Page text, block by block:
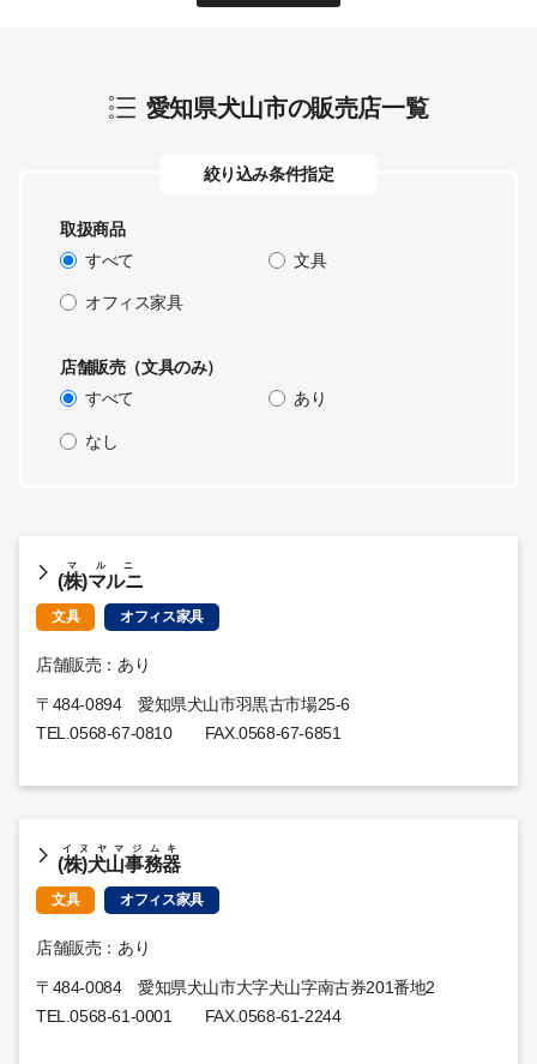
愛知県犬山市の販売店一覧
絞り込み条件指定
取扱商品
すべて
文具
オフィス家具
店舗販売（文具のみ）
すべて
あり
なし
(株)マルニ
マルニ
文具 オフィス家具
店舗販売：あり
〒484-0894 愛知県犬山市羽黒古市場25-6
TEL.0568-67-0810FAX.0568-67-6851
(株)犬山事務器
イヌヤマジムキ
文具 オフィス家具
店舗販売：あり
〒484-0084 愛知県犬山市大字犬山字南古券201番地2
TEL.0568-61-0001 FAX.0568-61-2244